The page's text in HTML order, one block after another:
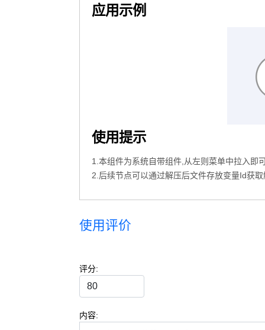
应用示例
使用提示
1.本组件为系统自带组件,从左则菜单中拉入即
2.后续节点可以通过解压后文件存放变量Id获
使用评价
评分:
内容: